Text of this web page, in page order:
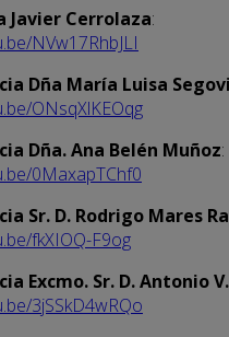
Javier Cerrolaza:
NVw17RhbJLI
Dña María Luisa
ONsqXlKEOqg
Dña. Ana Belén Muñoz:
0MaxapTChf0
Sr. D. Rodrigo Mares
fkXIOQ-F9og
Excmo. Sr. D. Antonio
3jSSkD4wRQo